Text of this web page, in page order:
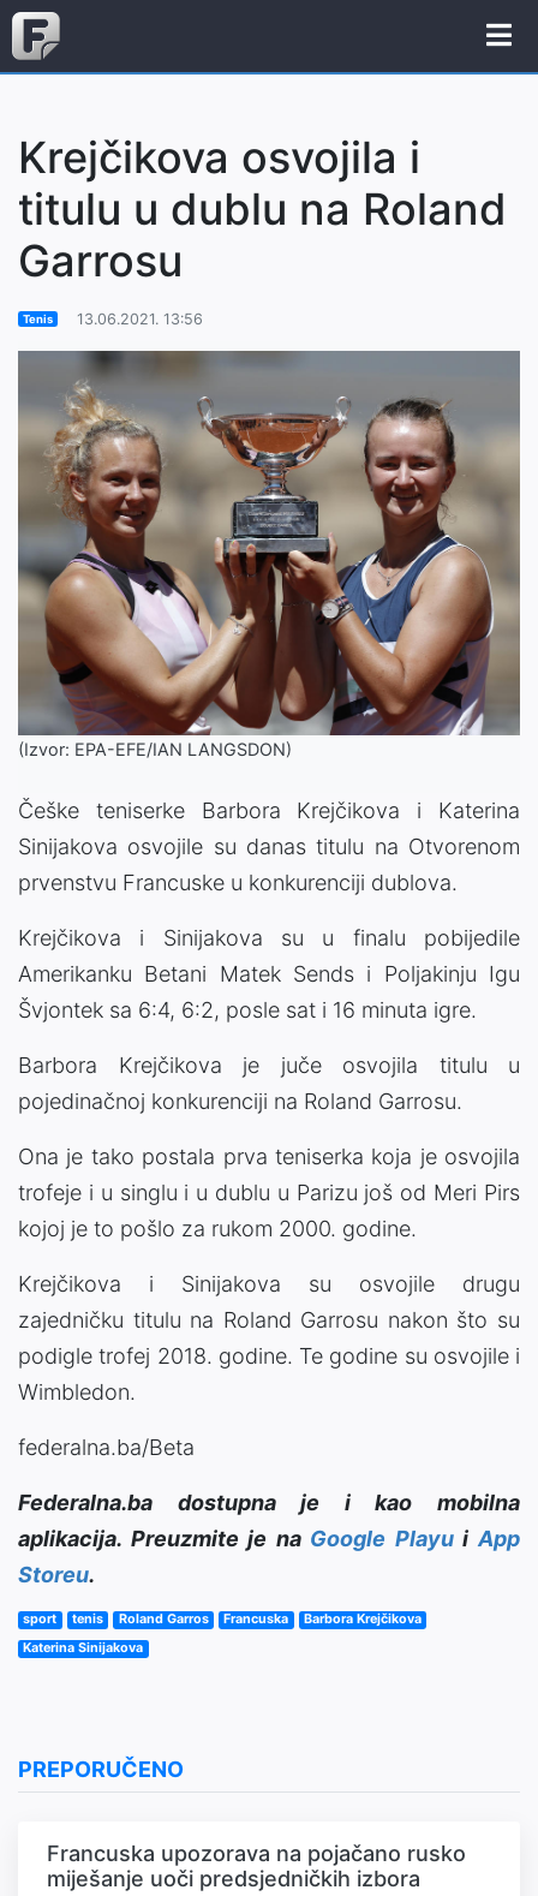
Krejčikova osvojila i
titulu u dublu na Roland
Garrosu
Tenis 13.06.2021. 13:56
(Izvor: EPA-EFE/IAN LANGSDON)
Češke teniserke Barbora Krejčikova i Katerina
Sinijakova osvojile su danas titulu na Otvorenom
prvenstvu Francuske u konkurenciji dublova.
Krejčikova i Sinijakova su u finalu pobijedile
Amerikanku Betani Matek Sends i Poljakinju Igu
Švjontek sa 6:4, 6:2, posle sat i 16 minuta igre.
Barbora Krejčikova je juče osvojila titulu u
pojedinačnoj konkurenciji na Roland Garrosu.
Ona je tako postala prva teniserka koja je osvojila
trofeje i u singlu i u dublu u Parizu još od Meri Pirs
kojoj je to pošlo za rukom 2000. godine.
Krejčikova i Sinijakova su osvojile drugu
zajedničku titulu na Roland Garrosu nakon što su
podigle trofej 2018. godine. Te godine su osvojile i
Wimbledon.
federalna.ba/Beta
Federalna.ba dostupna je i kao mobilna
aplikacija. Preuzmite je na Google PlayuiApp
Storeu.
sport tenis Roland Garros Francuska
Barbora Krejčikova
Katerina Sinijakova
PREPORUČENO
Francuska upozorava na pojačano rusko
miješanje uoči predsjedničkih izbora